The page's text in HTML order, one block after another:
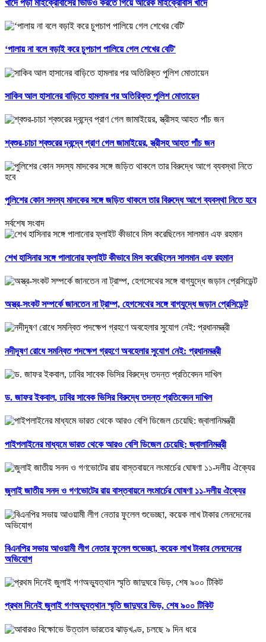
খাদে পড়া মাইক্রোবাসের ভিডিও করতে গিয়ে আরেক মাইক্রোবাস খাদে
‘পালায় না বলে বড়াই করে চুপচাপ পালিয়ে গেল শেখের বেটি'
সাকিব আল হাসানের বাড়িতে হামলার পর অতিরিক্ত পুলিশ মোতায়েন
শ্বশুর-চাচা শ্বশুরের দ্বন্দ্বে প্রাণ গেল জামাইয়ের, স্ত্রীসহ আহত পাঁচ জন
পুলিশের কোন সদস্য মাদকের সঙ্গে জড়িত থাকলে তার বিরুদ্ধে আগে ব্যবস্থা নিতে হবে
সর্বশেষ সংবাদ
শেখ হাসিনার সঙ্গে পালানোর ফ্লাইট কীভাবে মিস করেছিলেন সালমান এফ রহমান
অস্ত্র-সংকট সম্পর্কে জানতেন না ট্রাম্প, হেগসেথের সঙ্গে বাগ্‌যুদ্ধে জড়ান প্রেসিডেন্ট
নদীদূষণ রোধে সমন্বিত পদক্ষেপ গ্রহণে অবহেলার সুযোগ নেই: প্রধানমন্ত্রী
ড. জাফর ইকবাল, ঢাবির সাবেক ভিসির বিরুদ্ধে তদন্ত প্রতিবেদন দাখিল
পাইপলাইনের মাধ্যমে ভারত থেকে আরও বেশি ডিজেল চেয়েছি: জ্বালানিমন্ত্রী
জুলাই জাতীয় সনদ ও গণভোটের রায় বাস্তবায়নে লংমার্চের ঘোষণা ১১-দলীয় ঐক্যের
বিএনপির সভায় আওয়ামী লীগ নেতার ফুলেল শুভেচ্ছা, কয়েক লাখ টাকার লেনদেনের
অভিযোগ
প্রথম দিনেই জুলাই গণঅভ্যুত্থান স্মৃতি জাদুঘরে ভিড়, শেষ ৯০০ টিকিট